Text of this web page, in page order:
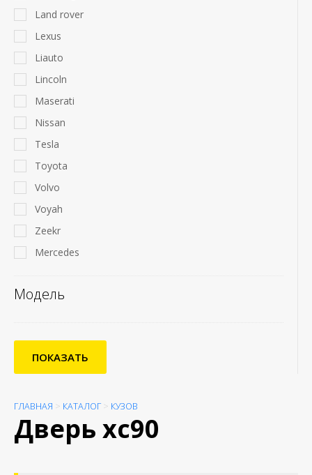
Land rover
Lexus
Liauto
Lincoln
Maserati
Nissan
Tesla
Toyota
Volvo
Voyah
Zeekr
Mercedes
Модель
ПОКАЗАТЬ
ГЛАВНАЯ > КАТАЛОГ > КУЗОВ
Дверь xc90